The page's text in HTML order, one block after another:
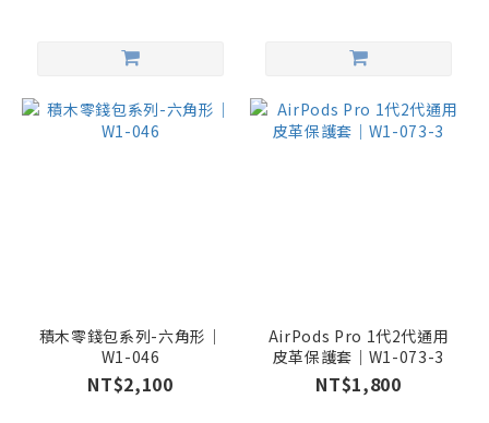
積木零錢包系列-六角形｜
W1-046
NT$2,100
AirPods Pro 1代2代通用
皮革保護套｜W1-073-3
NT$1,800